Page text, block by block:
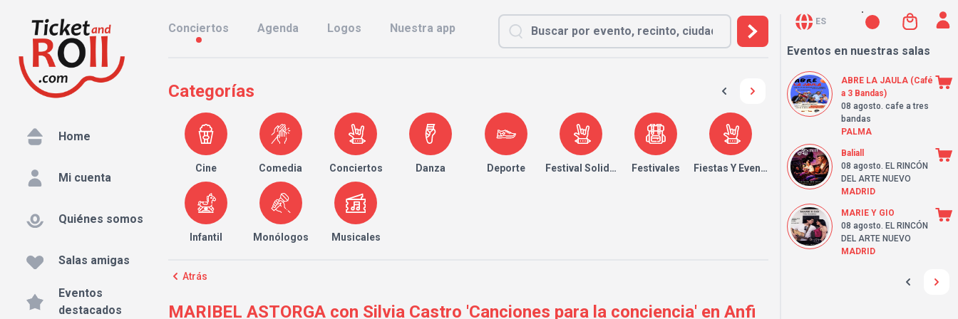
Home
Mi cuenta
Quiénes somos
Salas amigas
Eventos
destacados
Conciertos Agenda Logos Nuestra app
Categorías
Cine Comedia Conciertos Danza Deporte Festival Solidario Festivales Fiestas Y Eventos
Infantil Monólogos Musicales
Atrás
MARIBEL ASTORGA con Silvia Castro 'Canciones para la conciencia' en Anfi
ES
Eventos en nuestras salas
ABRE LA JAULA (Café
a 3 Bandas)
08 agosto. cafe a tres
bandas
PALMA
Baliall
08 agosto. EL RINCÓN
DEL ARTE NUEVO
MADRID
MARIE Y GIO
08 agosto. EL RINCÓN
DEL ARTE NUEVO
MADRID